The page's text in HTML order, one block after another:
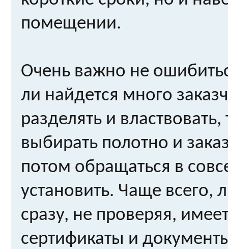
помещении.
Очень важно не
ли найдется много
разделять и
выбирать полотно и
потом обращаться в
установить. Чаще всего,
сразу, не проверяя,
сертификаты и